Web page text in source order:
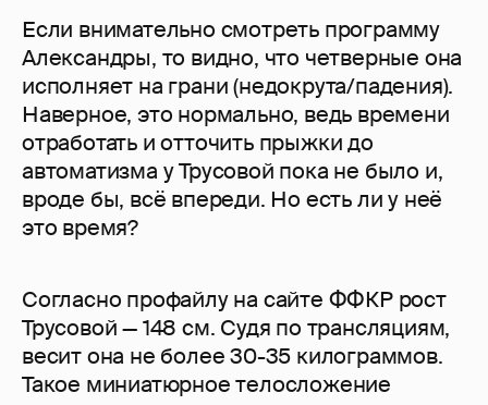
Если внимательно смотреть программу
Александры, то видно, что четверные она
исполняет на грани (недокрута/падения).
Наверное, это нормально, ведь времени
отработать и отточить прыжки до
автоматизма у Трусовой пока не было и,
вроде бы, всё впереди. Но есть ли у неё
это время?
Согласно профайлу на сайте ФФКР рост
Трусовой — 148 см. Судя по трансляциям,
весит она не более 30-35 килограммов.
Такое миниатюрное телосложение